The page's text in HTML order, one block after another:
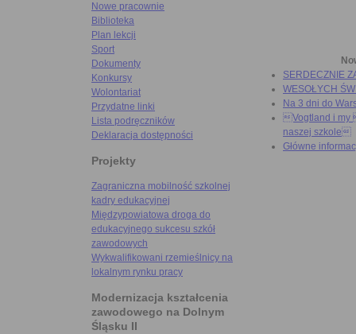
Nowe pracownie
Biblioteka
Plan lekcji
Sport
Dokumenty
Konkursy
Wolontariat
Przydatne linki
Lista podręczników
Deklaracja dostępności
Projekty
Zagraniczna mobilność szkolnej
kadry edukacyjnej
Międzypowiatowa droga do
edukacyjnego sukcesu szkół
zawodowych
Wykwalifikowani rzemieślnicy na
lokalnym rynku pracy
Modernizacja kształcenia
zawodowego na Dolnym
Śląsku II
SERDECZNIE
WESOŁYCH
Na 3 dni do
Vogtland i my
naszej szkole
Główne